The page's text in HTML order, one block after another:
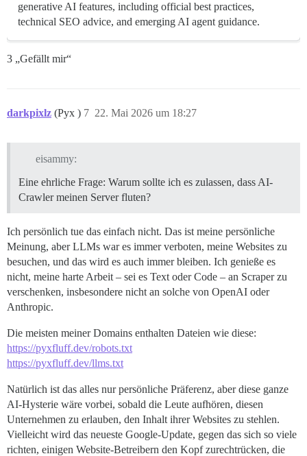
generative AI features, including official best practices,
technical SEO advice, and emerging AI agent guidance.
3 „Gefällt mir“
darkpixlz (Pyx ) 22. Mai 2026 um 18:27
7
eisammy:
Eine ehrliche Frage: Warum sollte ich es zulassen, dass AI-
Crawler meinen Server fluten?
Ich persönlich tue das einfach nicht. Das ist meine persönliche
Meinung, aber LLMs war es immer verboten, meine Websites zu
besuchen, und das wird es auch immer bleiben. Ich genieße es
nicht, meine harte Arbeit – sei es Text oder Code – an Scraper zu
verschenken, insbesondere nicht an solche von OpenAI oder
Anthropic.
Die meisten meiner Domains enthalten Dateien wie diese:
https://pyxfluff.dev/robots.txt
https://pyxfluff.dev/llms.txt
Natürlich ist das alles nur persönliche Präferenz, aber diese ganze
AI-Hysterie wäre vorbei, sobald die Leute aufhören, diesen
Unternehmen zu erlauben, den Inhalt ihrer Websites zu stehlen.
Vielleicht wird das neueste Google-Update, gegen das sich so viele
richten, einigen Website-Betreibern den Kopf zurechtrücken, die